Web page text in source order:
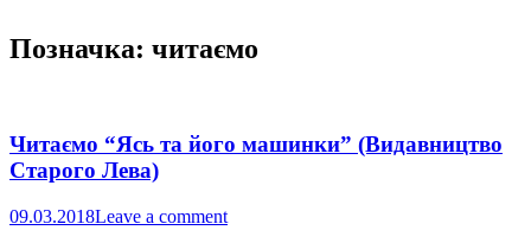
Позначка: читаємо
Читаємо “Ясь та його машинки” (Видавництво
Старого Лева)
09.03.2018Leave a comment